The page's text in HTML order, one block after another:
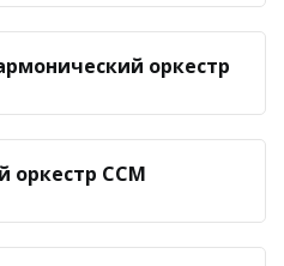
оркестр
оркестр ССМ